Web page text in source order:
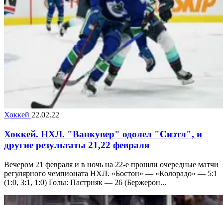
Хоккей 22.02.22
Хоккей. НХЛ. "Ванкувер" одолел "Сиэтл", и
другие результаты 21,22 февраля
Вечером 21 февраля и в ночь на 22-е прошли очередные матчи
регулярного чемпионата НХЛ. «Бостон» — «Колорадо» — 5:1
(1:0, 3:1, 1:0) Голы: Пастрняк — 26 (Бержерон...